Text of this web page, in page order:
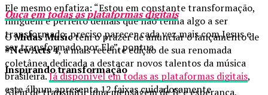
Ele mesmo enfatiza: “Estou em constante transformação,
ninguém é perfeito demais que não tenha algo a ser
transformado, preciso parecer cada vez mais com Jesus e
ser transformado por Ele”, pontua.
Inspirando transformação
Além de transmitir uma mensagem de fé e esperança,
Ouça em todas as plataformas digitais
OMidas Musictem o prazer de anunciar o lançamento de
#NewActs 4, a mais recente edição de sua renomada
coletânea dedicada a destacar novos talentos da música
brasileira.Já disponível em todas as plataformas digitais,
este álbum apresenta 12 faixas cuidadosamente